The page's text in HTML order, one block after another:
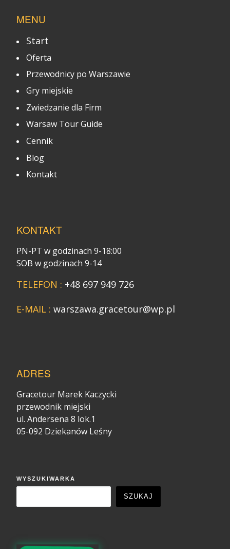
MENU
Start
Oferta
Przewodnicy po Warszawie
Gry miejskie
Zwiedzanie dla Firm
Warsaw Tour Guide
Cennik
Blog
Kontakt
KONTAKT
PN-PT w godzinach 9-18:00
SOB w godzinach 9-14
TELEFON : +48 697 949 726
E-MAIL : warszawa.gracetour@wp.pl
ADRES
Gracetour Marek Kaczycki
przewodnik miejski
ul. Andersena 8 lok.1
05-092 Dziekanów Leśny
WYSZUKIWARKA
SZUKAJ